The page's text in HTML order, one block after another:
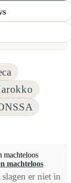
machteloos
er niet in